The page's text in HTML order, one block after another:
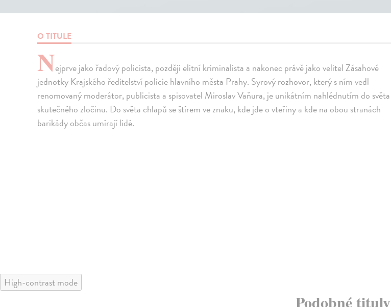
O TITULE
Nejprve jako řadový policista, později elitní kriminalista a nakonec právě jako velitel Zásahové
jednotky Krajského ředitelství policie hlavního města Prahy. Syrový rozhovor, který s ním vedl
renomovaný moderátor, publicista a spisovatel Miroslav Vaňura, je unikátním nahlédnutím do světa
skutečného zločinu. Do světa chlapů se štírem ve znaku, kde jde o vteřiny a kde na obou stranách
barikády občas umírají lidé.
High-contrast mode
Podobné tituly